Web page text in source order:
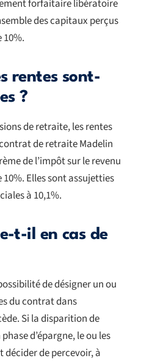
forfaitaire libératoire
des capitaux perçus
rentes sont-
?
de retraite, les rentes
de retraite Madelin
de l’impôt sur le revenu
Elles sont assujetties
à 10,1%.
t-il en cas de
de désigner un ou
du contrat dans
Si la disparition de
d’épargne, le ou les
décider de percevoir, à